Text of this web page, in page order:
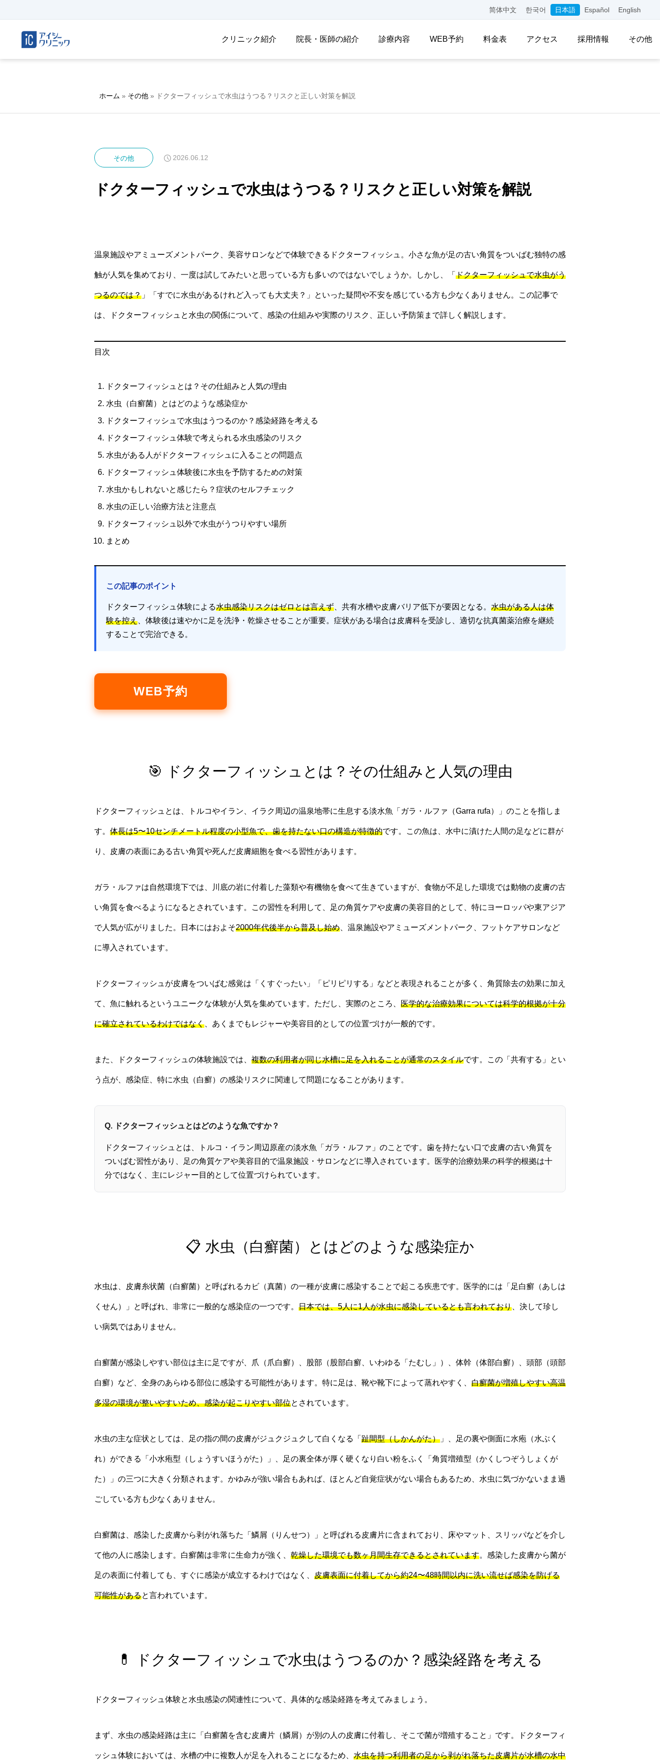
简体中文 한국어 日本語 Español English
クリニック紹介 院長・医師の紹介 診療内容 WEB予約 料金表 アクセス 採用情報 その他
ホーム » その他 » ドクターフィッシュで水虫はうつる？リスクと正しい対策を解説
その他 2026.06.12
ドクターフィッシュで水虫はうつる？リスクと正しい対策を解説
温泉施設やアミューズメントパーク、美容サロンなどで体験できるドクターフィッシュ。小さな魚が足の古い角質をついばむ独特の感
触が人気を集めており、一度は試してみたいと思っている方も多いのではないでしょうか。しかし、「 ドクターフィッシュで水虫がう
つるのでは？ 」「すでに水虫があるけれど入っても大丈夫？」といった疑問や不安を感じている方も少なくありません。この記事で
は、ドクターフィッシュと水虫の関係について、感染の仕組みや実際のリスク、正しい予防策まで詳しく解説します。
目次
ドクターフィッシュとは？その仕組みと人気の理由
水虫（白癬菌）とはどのような感染症か
ドクターフィッシュで水虫はうつるのか？感染経路を考える
ドクターフィッシュ体験で考えられる水虫感染のリスク
水虫がある人がドクターフィッシュに入ることの問題点
ドクターフィッシュ体験後に水虫を予防するための対策
水虫かもしれないと感じたら？症状のセルフチェック
水虫の正しい治療方法と注意点
ドクターフィッシュ以外で水虫がうつりやすい場所
まとめ
この記事のポイント
ドクターフィッシュ体験による水虫感染リスクはゼロとは言えず 、共有水槽や皮膚バリア低下が要因となる。 水虫がある人は体
験を控え 、体験後は速やかに足を洗浄・乾燥させることが重要。症状がある場合は皮膚科を受診し、適切な抗真菌薬治療を継続
することで完治できる。
WEB予約
🎯 ドクターフィッシュとは？その仕組みと人気の理由
ドクターフィッシュとは、トルコやイラン、イラク周辺の温泉地帯に生息する淡水魚「ガラ・ルファ（Garra rufa）」のことを指しま
す。 体長は5〜10センチメートル程度の小型魚で、歯を持たない口の構造が特徴的です。この魚は、水中に漬けた人間の足などに群が
り、皮膚の表面にある古い角質や死んだ皮膚細胞を食べる習性があります。
ガラ・ルファは自然環境下では、川底の岩に付着した藻類や有機物を食べて生きていますが、食物が不足した環境では動物の皮膚の古
い角質を食べるようになるとされています。この習性を利用して、足の角質ケアや皮膚の美容目的として、特にヨーロッパや東アジア
で人気が広がりました。日本にはおよそ2000年代後半から普及し始め 、温泉施設やアミューズメントパーク、フットケアサロンなど
に導入されています。
ドクターフィッシュが皮膚をついばむ感覚は「くすぐったい」「ピリピリする」などと表現されることが多く、角質除去の効果に加え
て、魚に触れるというユニークな体験が人気を集めています。ただし、実際のところ、 医学的な治療効果については科学的根拠が十分
に確立されているわけではなく 、あくまでもレジャーや美容目的としての位置づけが一般的です。
また、ドクターフィッシュの体験施設では、 複数の利用者が同じ水槽に足を入れることが通常のスタイルです。この「共有する」とい
う点が、感染症、特に水虫（白癬）の感染リスクに関連して問題になることがあります。
Q. ドクターフィッシュとはどのような魚ですか？
ドクターフィッシュとは、トルコ・イラン周辺原産の淡水魚「ガラ・ルファ」のことです。歯を持たない口で皮膚の古い角質を
ついばむ習性があり、足の角質ケアや美容目的で温泉施設・サロンなどに導入されています。医学的治療効果の科学的根拠は十
分ではなく、主にレジャー目的として位置づけられています。
📋 水虫（白癬菌）とはどのような感染症か
水虫は、皮膚糸状菌（白癬菌）と呼ばれるカビ（真菌）の一種が皮膚に感染することで起こる疾患です。医学的には「足白癬（あしは
くせん）」と呼ばれ、非常に一般的な感染症の一つです。 日本では、5人に1人が水虫に感染しているとも言われており 、決して珍し
い病気ではありません。
白癬菌が感染しやすい部位は主に足ですが、爪（爪白癬）、股部（股部白癬、いわゆる「たむし」）、体幹（体部白癬）、頭部（頭部
白癬）など、全身のあらゆる部位に感染する可能性があります。特に足は、靴や靴下によって蒸れやすく、 白癬菌が増殖しやすい高温
多湿の環境が整いやすいため、感染が起こりやすい部位とされています。
水虫の主な症状としては、足の指の間の皮膚がジュクジュクして白くなる「 趾間型（しかんがた） 」、足の裏や側面に水疱（水ぶく
れ）ができる「小水疱型（しょうすいほうがた）」、足の裏全体が厚く硬くなり白い粉をふく「角質増殖型（かくしつぞうしょくが
た）」の三つに大きく分類されます。かゆみが強い場合もあれば、ほとんど自覚症状がない場合もあるため、水虫に気づかないまま過
ごしている方も少なくありません。
白癬菌は、感染した皮膚から剥がれ落ちた「鱗屑（りんせつ）」と呼ばれる皮膚片に含まれており、床やマット、スリッパなどを介し
て他の人に感染します。白癬菌は非常に生命力が強く、 乾燥した環境でも数ヶ月間生存できるとされています。感染した皮膚から菌が
足の表面に付着しても、すぐに感染が成立するわけではなく、 皮膚表面に付着してから約24〜48時間以内に洗い流せば感染を防げる
可能性があると言われています。
💊 ドクターフィッシュで水虫はうつるのか？感染経路を考える
ドクターフィッシュ体験と水虫感染の関連性について、具体的な感染経路を考えてみましょう。
まず、水虫の感染経路は主に「白癬菌を含む皮膚片（鱗屑）が別の人の皮膚に付着し、そこで菌が増殖すること」です。ドクターフィ
ッシュ体験においては、水槽の中に複数人が足を入れることになるため、 水虫を持つ利用者の足から剥がれ落ちた皮膚片が水槽の水中